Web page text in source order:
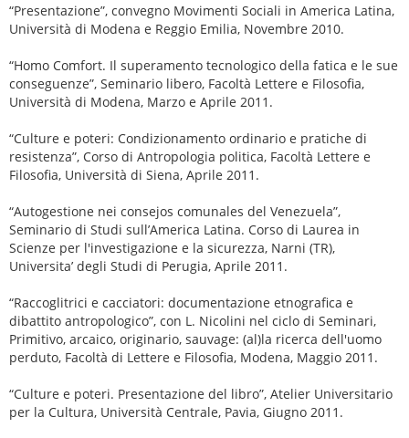
“Presentazione”, convegno Movimenti Sociali in America Latina,
Università di Modena e Reggio Emilia, Novembre 2010.
“Homo Comfort. Il superamento tecnologico della fatica e le sue
conseguenze”, Seminario libero, Facoltà Lettere e Filosofia,
Università di Modena, Marzo e Aprile 2011.
“Culture e poteri: Condizionamento ordinario e pratiche di
resistenza”, Corso di Antropologia politica, Facoltà Lettere e
Filosofia, Università di Siena, Aprile 2011.
“Autogestione nei consejos comunales del Venezuela”,
Seminario di Studi sull’America Latina. Corso di Laurea in
Scienze per l'investigazione e la sicurezza, Narni (TR),
Universita’ degli Studi di Perugia, Aprile 2011.
“Raccoglitrici e cacciatori: documentazione etnografica e
dibattito antropologico”, con L. Nicolini nel ciclo di Seminari,
Primitivo, arcaico, originario, sauvage: (al)la ricerca dell'uomo
perduto, Facoltà di Lettere e Filosofia, Modena, Maggio 2011.
“Culture e poteri. Presentazione del libro”, Atelier Universitario
per la Cultura, Università Centrale, Pavia, Giugno 2011.